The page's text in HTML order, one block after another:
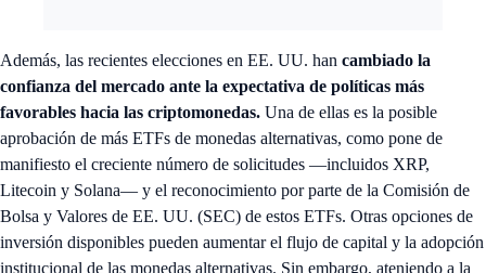
Además, las recientes elecciones en EE. UU. han cambiado la
confianza del mercado ante la expectativa de políticas más
favorables hacia las criptomonedas. Una de ellas es la posible
aprobación de más ETFs de monedas alternativas, como pone de
manifiesto el creciente número de solicitudes —incluidos XRP,
Litecoin y Solana— y el reconocimiento por parte de la Comisión de
Bolsa y Valores de EE. UU. (SEC) de estos ETFs. Otras opciones de
inversión disponibles pueden aumentar el flujo de capital y la adopción
institucional de las monedas alternativas. Sin embargo, ateniendo a la